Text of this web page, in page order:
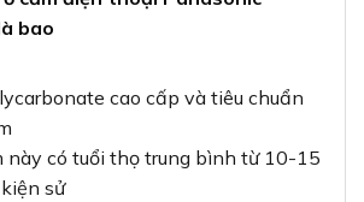
bao
cao cấp và tiêu chuẩn
này có tuổi thọ trung bình từ 10-15
sử